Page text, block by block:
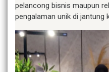
pelancong bisnis maupun
pengalaman unik di jantung